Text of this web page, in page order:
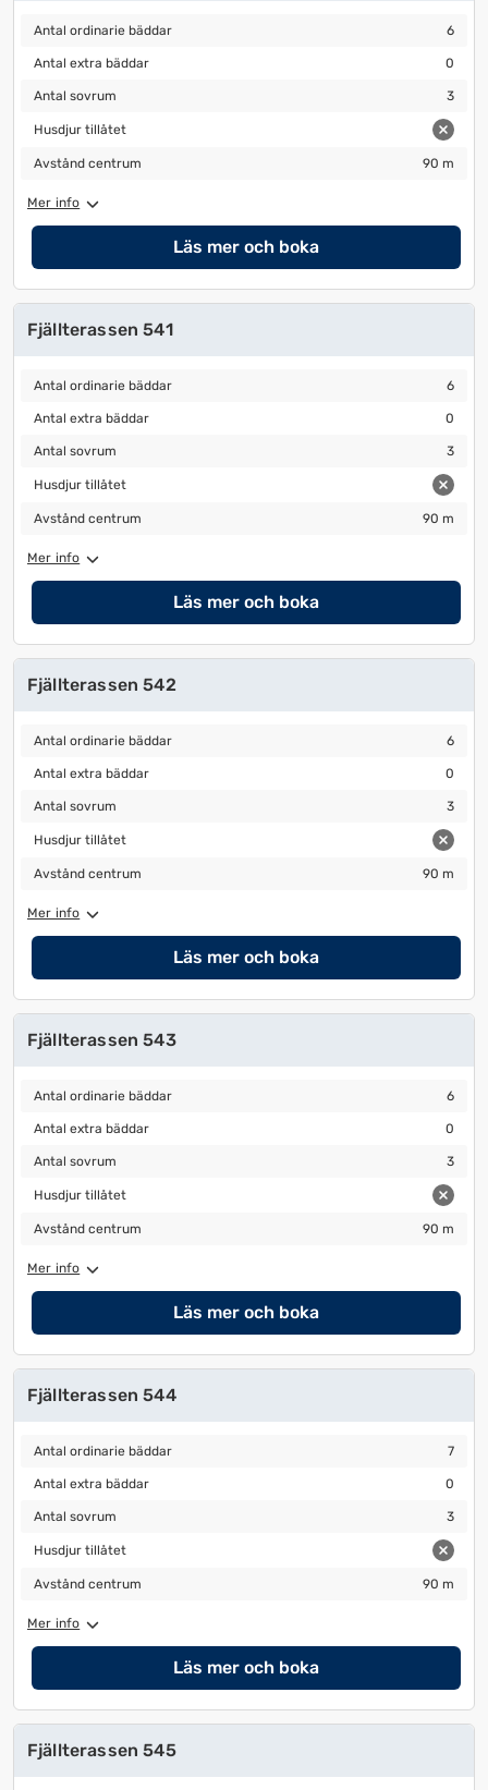
Antal ordinarie bäddar
Antal ordinarie bäddar 6
Antal extra bäddar
Antal extra bäddar 0
Antal sovrum
Antal sovrum 3
Husdjur tillåtet
Husdjur tillåtet
Avstånd centrum
Avstånd centrum 90 m
Mer info
Läs mer och boka
Fjällterassen 541
Antal ordinarie bäddar
Antal ordinarie bäddar 6
Antal extra bäddar
Antal extra bäddar 0
Antal sovrum
Antal sovrum 3
Husdjur tillåtet
Husdjur tillåtet
Avstånd centrum
Avstånd centrum 90 m
Mer info
Läs mer och boka
Fjällterassen 542
Antal ordinarie bäddar
Antal ordinarie bäddar 6
Antal extra bäddar
Antal extra bäddar 0
Antal sovrum
Antal sovrum 3
Husdjur tillåtet
Husdjur tillåtet
Avstånd centrum
Avstånd centrum 90 m
Mer info
Läs mer och boka
Fjällterassen 543
Antal ordinarie bäddar
Antal ordinarie bäddar 6
Antal extra bäddar
Antal extra bäddar 0
Antal sovrum
Antal sovrum 3
Husdjur tillåtet
Husdjur tillåtet
Avstånd centrum
Avstånd centrum 90 m
Mer info
Läs mer och boka
Fjällterassen 544
Antal ordinarie bäddar
Antal ordinarie bäddar 7
Antal extra bäddar
Antal extra bäddar 0
Antal sovrum
Antal sovrum 3
Husdjur tillåtet
Husdjur tillåtet
Avstånd centrum
Avstånd centrum 90 m
Mer info
Läs mer och boka
Fjällterassen 545